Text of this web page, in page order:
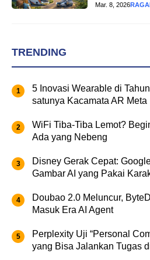
Mar. 8, 2026
TRENDING
5 Inovasi Wearable di
satunya Kacamata AR Meta
WiFi Tiba-Tiba Lemot?
Ada yang Nebeng
Disney Gerak Cepat:
Gambar AI yang Pakai
Doubao 2.0 Meluncur,
Masuk Era AI Agent
Perplexity Uji “Personal
yang Bisa Jalankan Tugas